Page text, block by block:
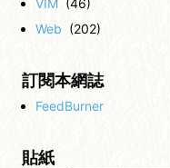
VIM (46)
Web (202)
訂閱本網誌
FeedBurner
貼紙